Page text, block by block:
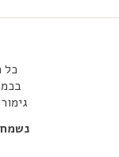
כל